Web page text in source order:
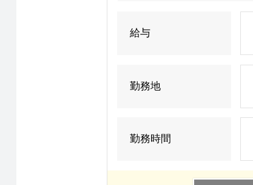
給与
勤務地
勤務時間